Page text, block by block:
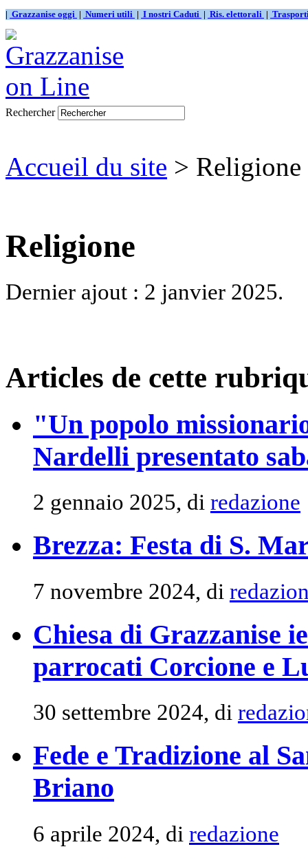
| Grazzanise oggi | Numeri utili | I nostri Caduti | Ris. elettorali |
Rechercher
Accueil du site > Religione
Religione
Dernier ajout : 2 janvier 2025.
Articles de cette
"Un popolo
Nardelli presentato
2 gennaio 2025, di redazione
Brezza: Festa di S.
7 novembre 2024, di
Chiesa di Grazzanise
parrocati Corcione e
30 settembre 2024, di
Fede e Tradizione al
Briano
6 aprile 2024, di redazione